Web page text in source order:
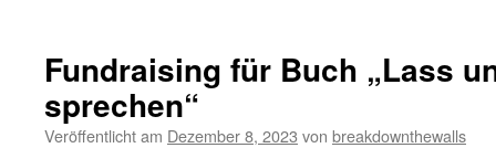
Fundraising für Buch „Lass
sprechen“
Veröffentlicht am Dezember 8, 2023 von breakdownthewalls